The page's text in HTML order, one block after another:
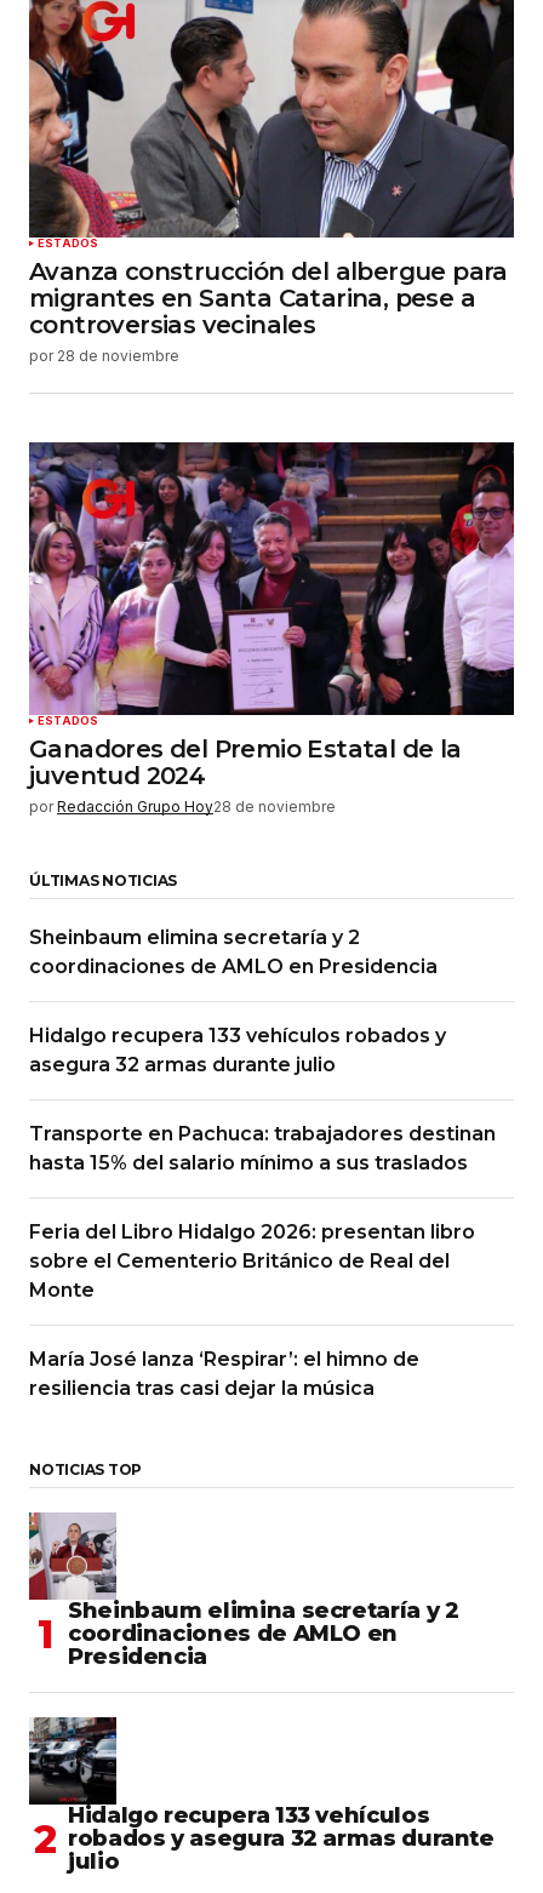
ESTADOS
Avanza construcción del albergue para
migrantes en Santa Catarina, pese a
controversias vecinales
por 28 de noviembre
ESTADOS
Ganadores del Premio Estatal de la
juventud 2024
por Redacción Grupo Hoy28 de noviembre
ÚLTIMAS NOTICIAS
Sheinbaum elimina secretaría y 2
coordinaciones de AMLO en Presidencia
Hidalgo recupera 133 vehículos robados y
asegura 32 armas durante julio
Transporte en Pachuca: trabajadores destinan
hasta 15% del salario mínimo a sus traslados
Feria del Libro Hidalgo 2026: presentan libro
sobre el Cementerio Británico de Real del
Monte
María José lanza ‘Respirar’: el himno de
resiliencia tras casi dejar la música
NOTICIAS TOP
Sheinbaum elimina secretaría y 2
coordinaciones de AMLO en
Presidencia
Hidalgo recupera 133 vehículos
robados y asegura 32 armas durante
julio